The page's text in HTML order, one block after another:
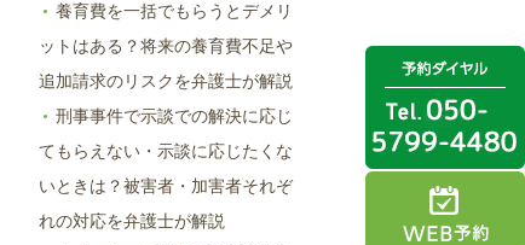
養育費を一括でもらうとデメリ
ットはある？将来の養育費不足や
追加請求のリスクを弁護士が解説
刑事事件で示談での解決に応じ
てもらえない・示談に応じたくな
いときは？被害者・加害者それぞ
れの対応を弁護士が解説